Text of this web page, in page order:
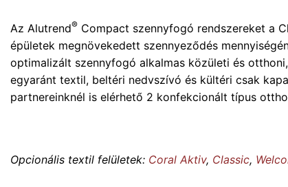
Az Alutrend® Compact szennyfogó rendszereket a
épületek megnövekedett szennyeződés
optimalizált szennyfogó alkalmas közületi és
egyaránt textil, beltéri nedvszívó és kültéri csak
partnereinknél is elérhető 2 konfekcionált típus
Opcionális textil felületek: Coral Aktiv, Classic,